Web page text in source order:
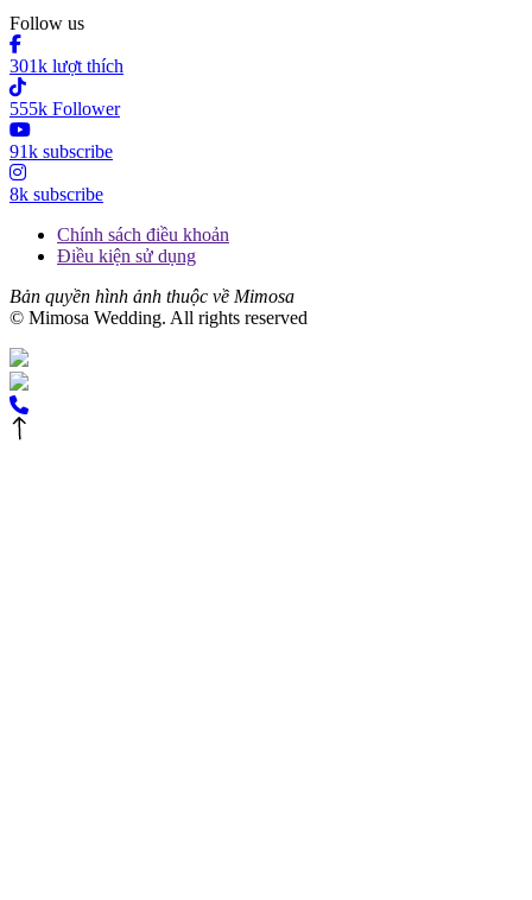
Follow us
301k lượt thích
555k Follower
91k subscribe
8k subscribe
Chính sách điều khoản
Điều kiện sử dụng
Bản quyền hình ảnh thuộc về Mimosa
© Mimosa Wedding. All rights reserved